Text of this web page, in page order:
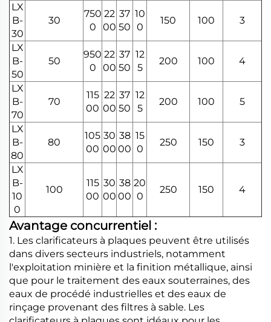
LX
B-
30
30
750
0
22
00
37
50
10
0
150 100 3
LX
B-
50
50
950
0
22
00
37
50
12
5
200 100 4
LX
B-
70
70
115
00
22
00
37
50
12
5
200 100 5
LX
B-
80
80
105
00
30
00
38
00
15
0
250 150 3
LX
B-
10
0
100
115
00
30
00
38
00
20
0
250 150 4
Avantage concurrentiel :
1. Les clarificateurs à plaques peuvent être utilisés
dans divers secteurs industriels, notamment
l'exploitation minière et la finition métallique, ainsi
que pour le traitement des eaux souterraines, des
eaux de procédé industrielles et des eaux de
rinçage provenant des filtres à sable. Les